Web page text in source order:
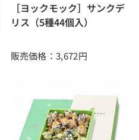
［ヨックモック］サンクデ
リス（5種44個入）
販売価格：3,672円